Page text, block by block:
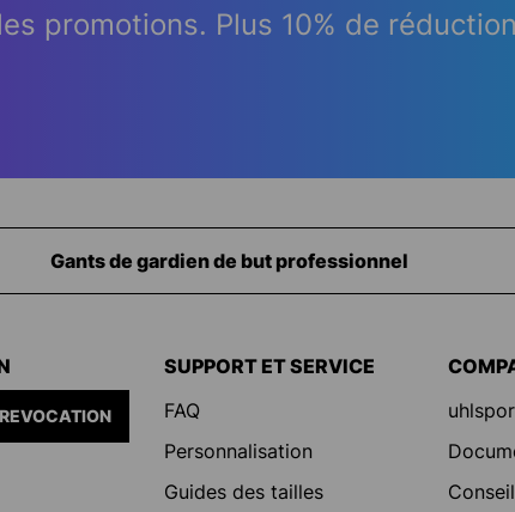
promotions. Plus 10% de
Équipement pour les gardiens de but
SUPPORT ET SERVICE
FAQ
Personnalisation
Guides des tailles